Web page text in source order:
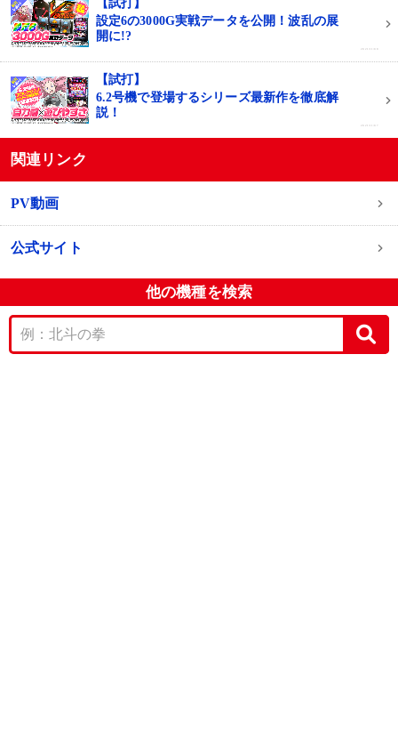
設定6の3000G実戦データを公開！波乱の展
開に!?
2021/11/08
【試打】
6.2号機で登場するシリーズ最新作を徹底解
説！
2021/11/07
関連リンク
PV動画
公式サイト
他の機種を検索